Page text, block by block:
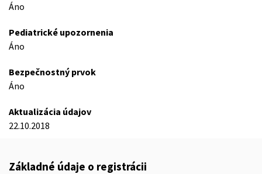
Áno
Pediatrické upozornenia
Áno
Bezpečnostný prvok
Áno
Aktualizácia údajov
22.10.2018
Základné údaje o registrácii